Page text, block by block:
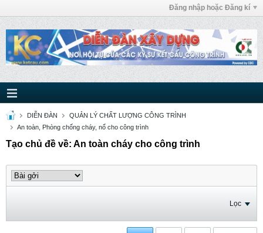
Đăng nhập hoặc Đăng kí
DIỄN ĐÀN
QUẢN LÝ CHẤT LƯỢNG CÔNG TRÌNH
An toàn, Phòng chống cháy, nổ cho công trình
Tạo chủ đề về: An toàn cháy cho công trình
Lọc